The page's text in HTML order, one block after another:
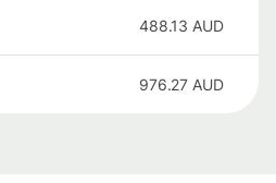
488.13 AUD
976.27 AUD